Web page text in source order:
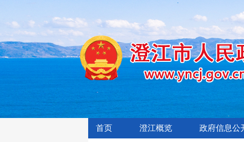
首页 澄江概览 政府信息公